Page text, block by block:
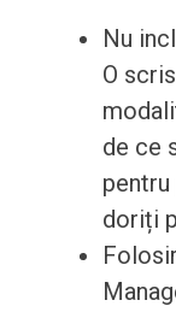
Nu
O
de ce
doriți